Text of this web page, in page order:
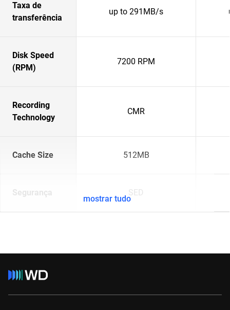
Taxa de
transferência
up to 291MB/s
Disk Speed
(RPM)
7200 RPM
Recording
Technology
CMR
Cache Size 512MB
Segurança SED
mostrar tudo